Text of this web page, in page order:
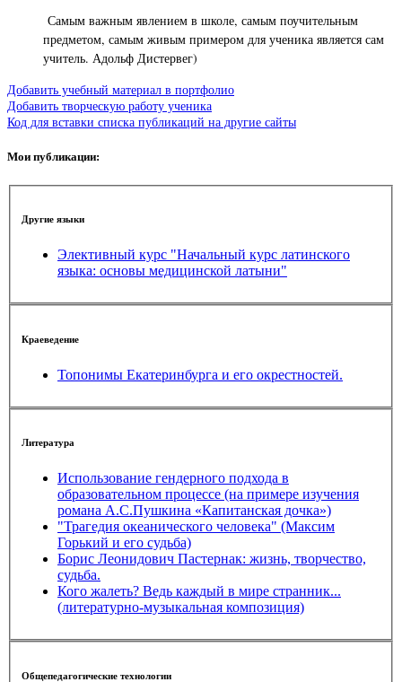
Самым важным явлением в школе, самым поучительным
предметом, самым живым примером для ученика является сам
учитель. Адольф Дистервег)
Добавить учебный материал в портфолио
Добавить творческую работу ученика
Код для вставки списка публикаций на другие сайты
Мои публикации:
Другие языки
Элективный курс "Начальный курс латинского
языка: основы медицинской латыни"
Краеведение
Топонимы Екатеринбурга и его окрестностей.
Литература
Использование гендерного подхода в
образовательном процессе (на примере изучения
романа А.С.Пушкина «Капитанская дочка»)
"Трагедия океанического человека" (Максим
Горький и его судьба)
Борис Леонидович Пастернак: жизнь, творчество,
судьба.
Кого жалеть? Ведь каждый в мире странник...
(литературно-музыкальная композиция)
Общепедагогические технологии